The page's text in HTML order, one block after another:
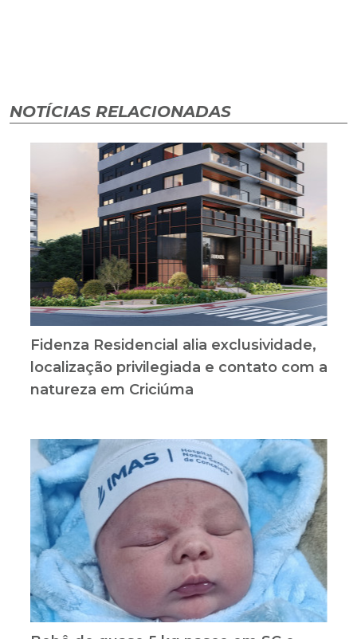
NOTÍCIAS RELACIONADAS
Fidenza Residencial alia exclusividade,
localização privilegiada e contato com a
natureza em Criciúma